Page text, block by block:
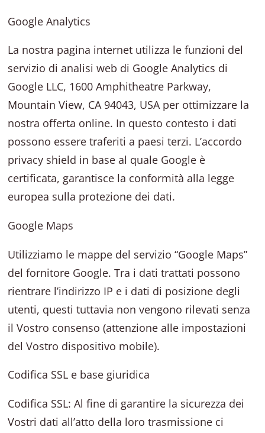
Google Analytics
La nostra pagina internet utilizza le funzioni del
servizio di analisi web di Google Analytics di
Google LLC, 1600 Amphitheatre Parkway,
Mountain View, CA 94043, USA per ottimizzare la
nostra offerta online. In questo contesto i dati
possono essere traferiti a paesi terzi. L’accordo
privacy shield in base al quale Google è
certificata, garantisce la conformità alla legge
europea sulla protezione dei dati.
Google Maps
Utilizziamo le mappe del servizio “Google Maps”
del fornitore Google. Tra i dati trattati possono
rientrare l’indirizzo IP e i dati di posizione degli
utenti, questi tuttavia non vengono rilevati senza
il Vostro consenso (attenzione alle impostazioni
del Vostro dispositivo mobile).
Codifica SSL e base giuridica
Codifica SSL: Al fine di garantire la sicurezza dei
Vostri dati all’atto della loro trasmissione ci